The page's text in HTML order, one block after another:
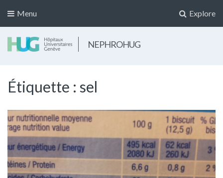
Explore
Menu
NEPHROHUG
Étiquette : sel